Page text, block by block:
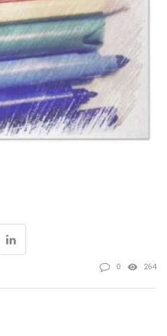
0 264